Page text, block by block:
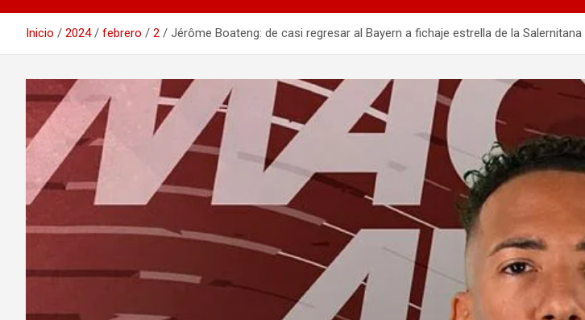
Inicio 2024 febrero 2 Jérôme Boateng: de casi regresar al Bayern a fichaje estrella de la Salernitana